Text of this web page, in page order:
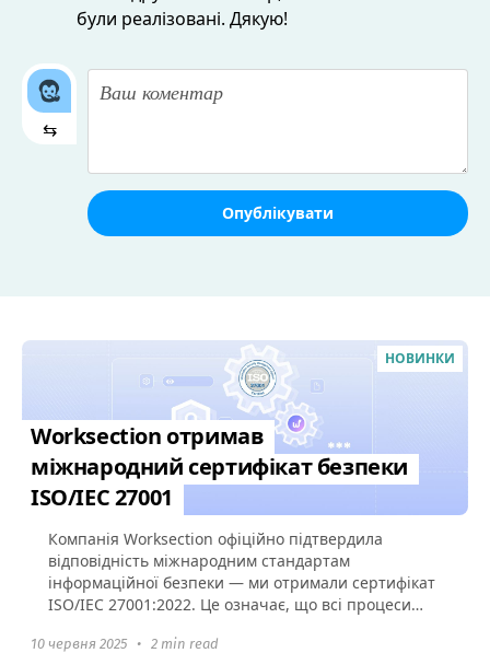
були реалізовані. Дякую!
⇆
Опублікувати
НОВИНКИ
Worksection отримав
міжнародний сертифікат безпеки
ISO/IEC 27001
Компанія Worksection офіційно підтвердила
відповідність міжнародним стандартам
інформаційної безпеки — ми отримали сертифікат
ISO/IEC 27001:2022. Це означає, що всі процеси
10 червня 2025 • 2 min read